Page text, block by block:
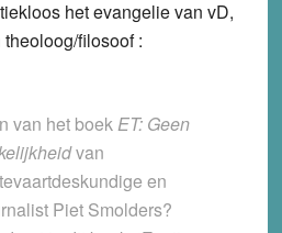
het evangelie van vD,
filosoof :
van het boekET: Geen
van
en
Piet Smolders?